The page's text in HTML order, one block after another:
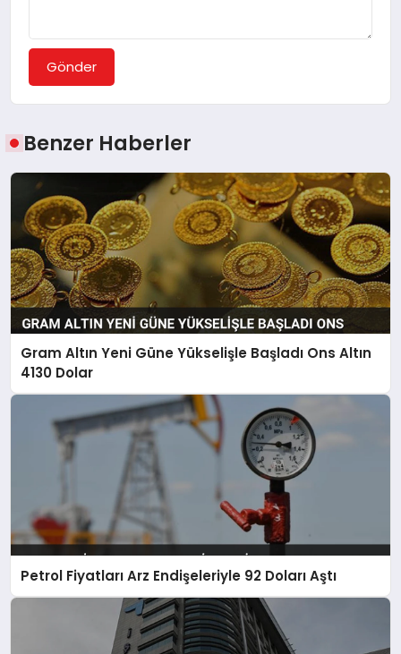
Gönder
Benzer Haberler
Gram Altın Yeni Güne Yükselişle Başladı Ons Altın
4130 Dolar
Petrol Fiyatları Arz Endişeleriyle 92 Doları Aştı